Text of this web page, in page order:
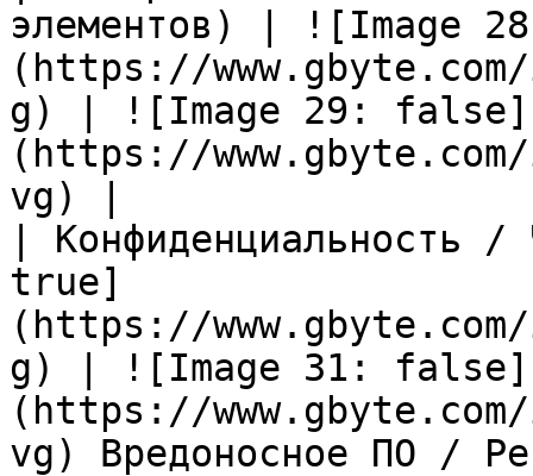
элементов) | ![Image
(https://
g) | ![Image 29: false]
(https://
vg) |
|
true]
(https://
g) | ![Image 31: false]
(https://
vg) Вредоносное ПО /